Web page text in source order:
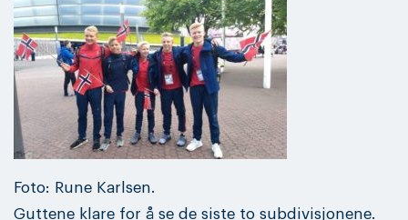
Foto: Rune Karlsen.
Guttene klare for å se de siste to subdivisjonene.